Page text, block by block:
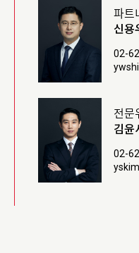
파트
신용
02-
전문
김윤
02-